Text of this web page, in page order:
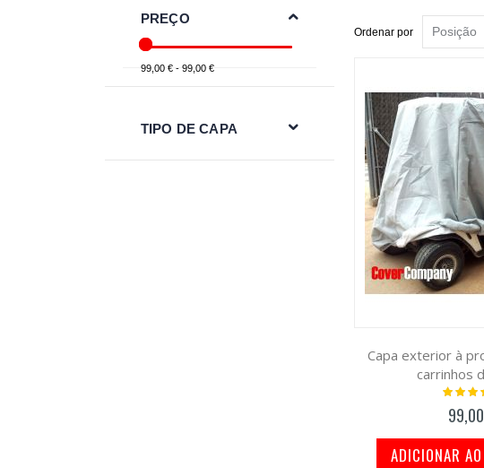
Ordenar por
Capa exterior à
carrinhos
ADICIONAR
PREÇO
99,00 € - 99,00 €
TIPO DE CAPA